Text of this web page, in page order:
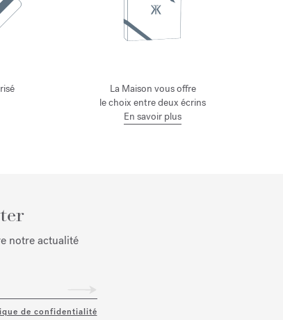
La Maison vous offre
le choix entre deux écrins
En savoir plus
notre actualité
de confidentialité